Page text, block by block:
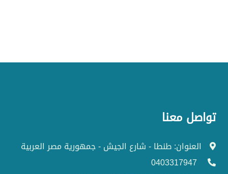
تواصل معنا
العنوان: طنطا - شارع الجيش - جمهورية مصر العربية